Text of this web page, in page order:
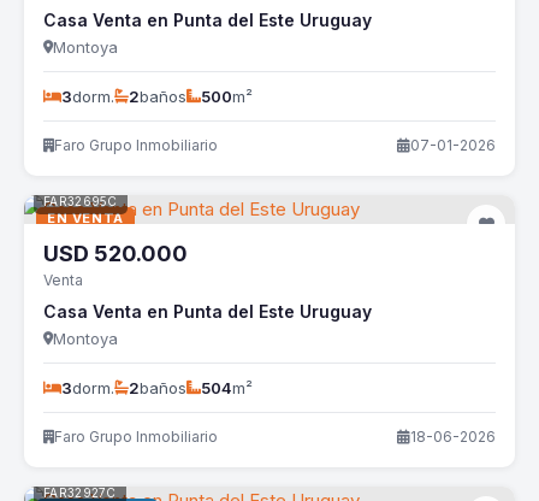
Casa Venta en Punta del Este Uruguay
Montoya
3dorm. 2baños 500m²
Faro Grupo Inmobiliario 07-01-2026
EN VENTA
FAR32695C
USD 520.000
Venta
Casa Venta en Punta del Este Uruguay
Montoya
3dorm. 2baños 504m²
Faro Grupo Inmobiliario 18-06-2026
FAR32927C